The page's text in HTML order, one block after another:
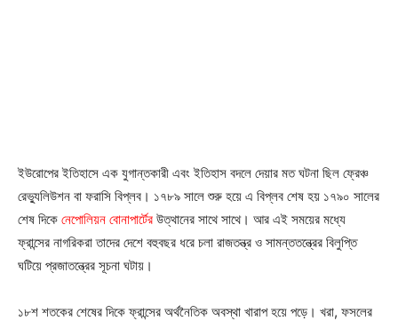
ইউরোপের ইতিহাসে এক যুগান্তকারী এবং ইতিহাস বদলে দেয়ার মত ঘটনা ছিল ফ্রেঞ্চ
রেভ্যুলিউশন বা ফরাসি বিপ্লব। ১৭৮৯ সালে শুরু হয়ে এ বিপ্লব শেষ হয় ১৭৯০ সালের
শেষ দিকে নেপোলিয়ন বোনাপার্টের উত্থানের সাথে সাথে। আর এই সময়ের মধ্যে
ফ্রান্সের নাগরিকরা তাদের দেশে বহুবছর ধরে চলা রাজতন্ত্র ও সামন্ততন্ত্রের বিলুপ্তি
ঘটিয়ে প্রজাতন্ত্রের সূচনা ঘটায়।
১৮শ শতকের শেষের দিকে ফ্রান্সের অর্থনৈতিক অবস্থা খারাপ হয়ে পড়ে। খরা, ফসলের